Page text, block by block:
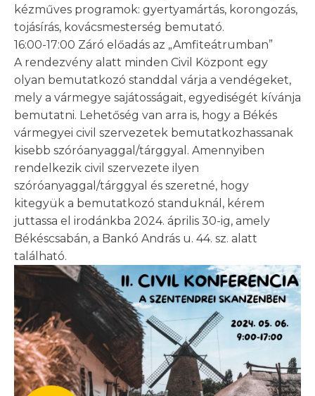
kézműves programok: gyertyamártás, korongozás,
tojásírás, kovácsmesterség bemutató.
16:00-17:00 Záró előadás az „Amfiteátrumban”
A rendezvény alatt minden Civil Központ egy
olyan bemutatkozó standdal várja a vendégeket,
mely a vármegye sajátosságait, egyediségét kívánja
bemutatni. Lehetőség van arra is, hogy a Békés
vármegyei civil szervezetek bemutatkozhassanak
kisebb szóróanyaggal/tárggyal. Amennyiben
rendelkezik civil szervezete ilyen
szóróanyaggal/tárggyal és szeretné, hogy
kitegyük a bemutatkozó standuknál, kérem
juttassa el irodánkba 2024. április 30-ig, amely
Békéscsabán, a Bankó András u. 44. sz. alatt
található.